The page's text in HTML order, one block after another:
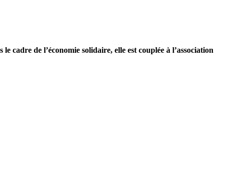
de l’économie solidaire, elle est couplée à l’association